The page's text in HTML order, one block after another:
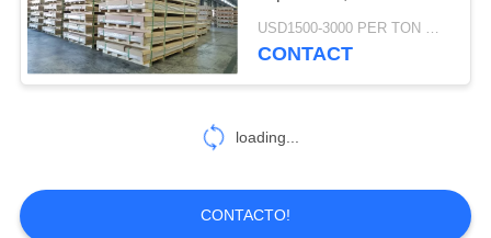
Tubo redondo del
41
mm Ideal para
aplicaciones decorativas
USD1500-3000 PER TON MOQ:1TON
CONTACT
loading...
CONTACTO!